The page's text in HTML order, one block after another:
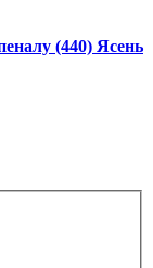
(440) Ясень